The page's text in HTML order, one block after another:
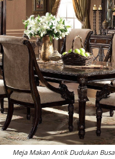
Meja Makan Antik Dudukan Busa